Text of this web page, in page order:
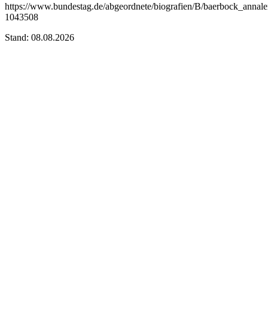
https://www.bundestag.de/abgeordnete/biografien/B/
1043508
Stand: 08.08.2026